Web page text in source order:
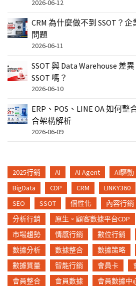
2026-06-12
CRM 為什麼做不到 SSOT？
問題
2026-06-11
SSOT 與 Data Warehouse 差
SSOT 嗎？
2026-06-10
ERP、POS、LINE OA 如何整
合架構解析
2026-06-09
2025行銷 AI AI Agent AI驅動
BigData
CDP CRM LINKY360
SEO
SSOT 個性化 內容行銷
分析行銷
原生。顧客數據平台CDP
市場趨勢
情感行銷 數位行銷
數據分析
數據整合 數據策略
數據質量
智能行銷 會員卡
會員整合
會員數據 會員數據中